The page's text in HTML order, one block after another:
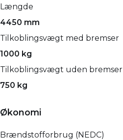
Længde
4450 mm
Tilkoblingsvægt med bremser
1000 kg
Tilkoblingsvægt uden bremser
750 kg
Økonomi
Brændstofforbrug (NEDC)